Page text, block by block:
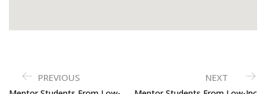
PREVIOUS NEXT